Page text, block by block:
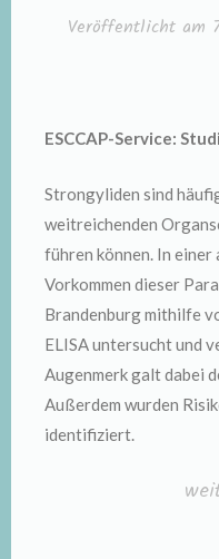
Veröffentlicht am
ESCCAP-Service:
Strongyliden sind
weitreichenden
führen können. In einer
Vorkommen dieser
Brandenburg mithilfe
ELISA untersucht und
Augenmerk galt dabei
Außerdem wurden
identifiziert.